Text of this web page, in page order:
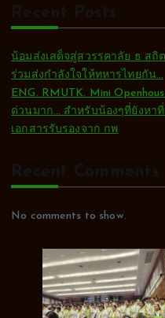
Recent Posts
น้อมส่งเสด็จสู่สวรรคาลัย ธ สถิ
ร่วมส่งกำลังใจให้ทหารไทยกัน…
ENG. RMUTK. Mini
ด่วนมาก… สำหรับน้องๆที่ยังหา
เอกสารรับรองจาก กพ
Recent Comments
No comments to show.